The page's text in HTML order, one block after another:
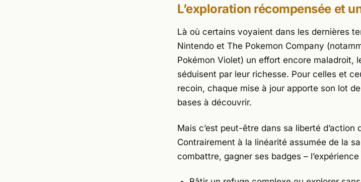
L’exploration récompensée et
Là où certains voyaient dans les dernières
Nintendo et The Pokemon Company
Pokémon Violet) un effort encore maladroit,
séduisent par leur richesse. Pour celles et
recoin, chaque mise à jour apporte son lot
bases à découvrir.
Mais c’est peut-être dans sa liberté
Contrairement à la linéarité assumée de la
combattre, gagner ses badges –